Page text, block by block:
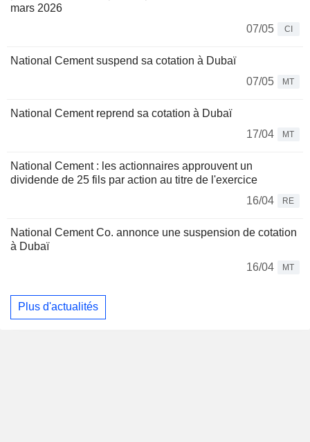
mars 2026
07/05
CI
National Cement suspend sa cotation à Dubaï
07/05
MT
National Cement reprend sa cotation à Dubaï
17/04
MT
National Cement : les actionnaires approuvent un
dividende de 25 fils par action au titre de l'exercice
16/04
RE
National Cement Co. annonce une suspension de cotation
à Dubaï
16/04
MT
Plus d'actualités